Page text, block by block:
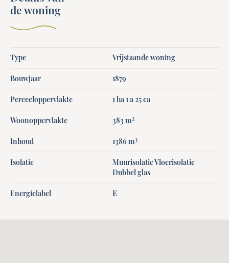
de woning
Type Vrijstaande woning
Bouwjaar 1879
Perceeloppervlakte 1 ha 1 a 25 ca
Woonoppervlakte 383 m2
Inhoud 1386 m3
Isolatie
Muurisolatie Vloerisolatie
Dubbel glas
Energielabel E